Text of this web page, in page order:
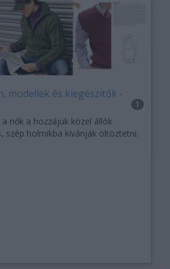
modellek és kiegészítők -
1
nők a hozzájuk közel állók
szép holmikba kívánják öltöztetni.